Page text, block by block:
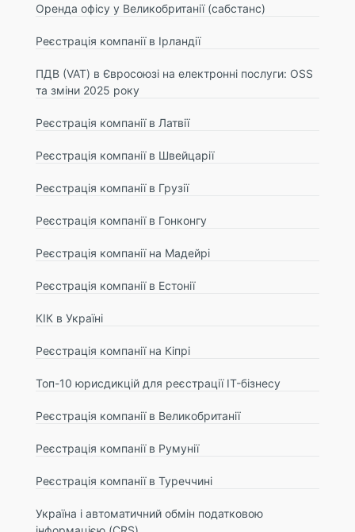
Оренда офісу у Великобританії (сабстанс)
Реєстрація компанії в Ірландії
ПДВ (VAT) в Євросоюзі на електронні послуги: OSS
та зміни 2025 року
Реєстрація компанії в Латвії
Реєстрація компанії в Швейцарії
Реєстрація компанії в Грузії
Реєстрація компанії в Гонконгу
Реєстрація компанії на Мадейрі
Реєстрація компанії в Естонії
КІК в Україні
Реєстрація компанії на Кіпрі
Топ-10 юрисдикцій для реєстрації IT-бізнесу
Реєстрація компанії в Великобританії
Реєстрація компанії в Румунії
Реєстрація компанії в Туреччині
Україна і автоматичний обмін податковою